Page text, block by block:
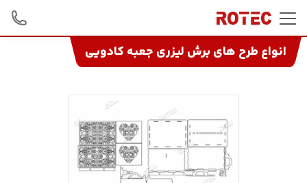
Skip to content
انواع طرح های برش لیزری جعبه کادویی